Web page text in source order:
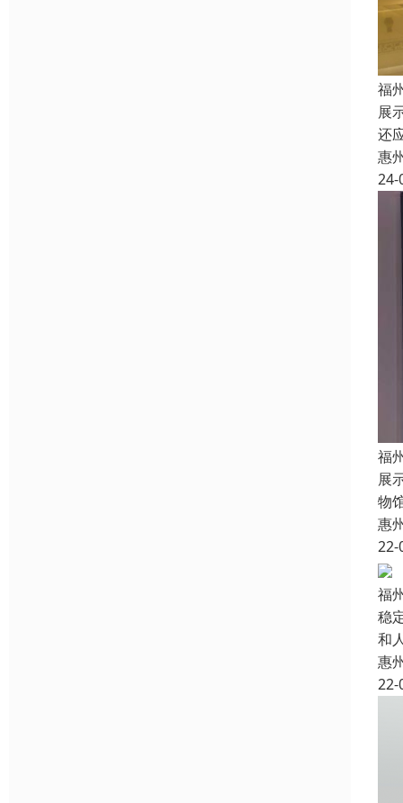
福
展
还
惠
24-
福
展
物
惠
22-
福
稳
和
惠
22-